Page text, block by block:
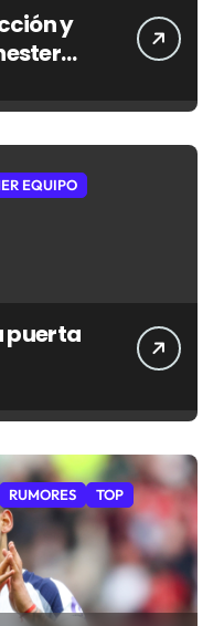
y
EQUIPO
puerta
RUMORES TOP